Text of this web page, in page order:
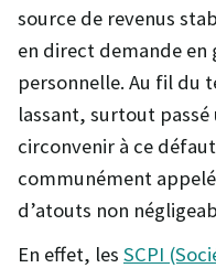
source de revenus
en direct demande
personnelle. Au fil du
lassant, surtout
circonvenir à ce
communément
d’atouts non
En effet, les SCPI